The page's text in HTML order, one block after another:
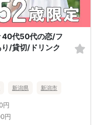
代50代の恋/フ
/貸切/ドリンク
新潟県 新潟市
円
円